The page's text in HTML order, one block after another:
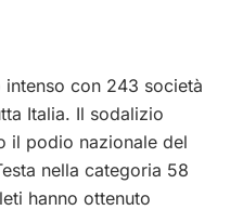
con 243 società
Italia. Il sodalizio
il podio nazionale del
nella categoria 58
hanno ottenuto